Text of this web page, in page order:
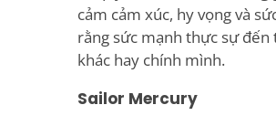
cảm cảm xúc, hy vọng và
rằng sức mạnh thực sự
khác hay chính mình.
Sailor Mercury